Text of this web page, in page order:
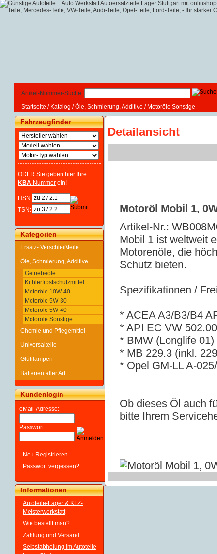
Artikel-Nummer-Suche:
Startseite / Katalog /Öle, Schmierung, Additive / Motoröle Sonstige
Fahrzeugfinder
ODER Sie geben hier Ihre
KBA-Nummer ein!
HSN:
TSN:
Kategorien
Ersatz- Verschleißteile
Öle, Schmierung, Additive
Getriebeöle
Kühlerfrostschutzmittel
Motoröle 10W-40
Motoröle 5W-30
Motoröle 5W-40
Motoröle Sonstige
Chemie und Pflegemittel
Universalteile
Glühlampen
Batterien aller Art
Kundenlogin
eMail-Adresse:
Passwort:
Neu Registrieren
Passwort vergessen?
Informationen
Autoteile-Lager & KFZ-
Meisterwerkstatt
Wie bestellt man?
Zahlung und Versand
Selbstabholung im Autoteile
Detailansicht
Motoröl Mobil 1,
Artikel-Nr.:
Mobil 1 ist weltweit
Motorenöle, die
Schutz bieten.
Spezifikationen /
* ACEA A3/B3/B4
* API EC VW
* BMW (Longlife
* MB 229.3 (inkl.
* Opel GM-LL A-
Ob dieses Öl auch
bitte Ihrem